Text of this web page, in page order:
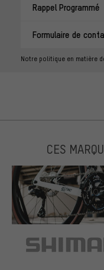
Rappel Programmé
Formulaire de
Notre politique en matière
CES